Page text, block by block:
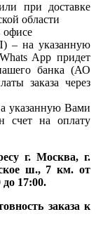
при доставке
области
офисе
– на указанную
App придет
банка (АО
заказа через
указанную Вами
счет на оплату
г. Москва, г.
ш., 7 км. от
17:00.
заказа к